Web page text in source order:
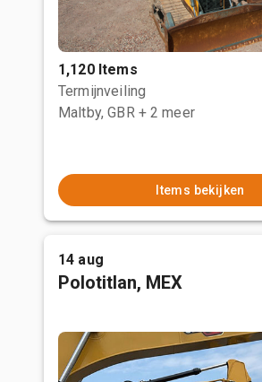
1,120 Items
Termijnveiling
Maltby, GBR + 2 meer
Items bekijken
14 aug
Polotitlan, MEX